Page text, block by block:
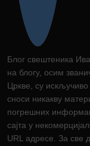
Блог свештеника
на блогу, осим
Цркве, су
сноси никакву
погрешних
сајта у
URL адресе. За све